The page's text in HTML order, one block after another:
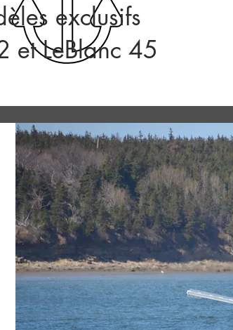
exclusifs
et LeBlanc 45